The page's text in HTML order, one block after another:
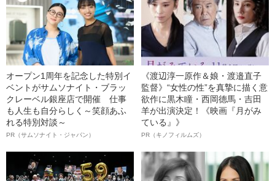
オープン1周年を記念した特別イ
ベントがサムソナイト・ブラッ
クレーベル銀座店で開催 仕事
も人生も自分らしく～笑顔あふ
れる特別対談～
PR（サムソナイト・ジャパン）
《渡辺淳一原作＆娘・渡邉直子
監督》“女性の性”を真摯に描く意
欲作に黒木瞳・西岡德馬・吉田
羊が出演決定！《映画『月がみ
ている』》
PR（キノフィルムズ）